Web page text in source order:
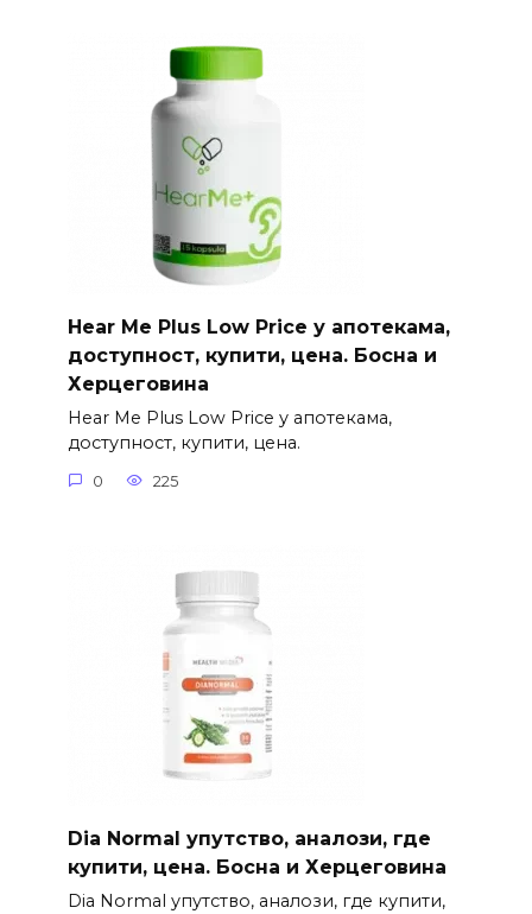
Hear Me Plus Low Price у апотекама,
доступност, купити, цена. Босна и
Херцеговина
Hear Me Plus Low Price у апотекама,
доступност, купити, цена.
0 225
Dia Normal упутство, аналози, где
купити, цена. Босна и Херцеговина
Dia Normal упутство, аналози, где купити,